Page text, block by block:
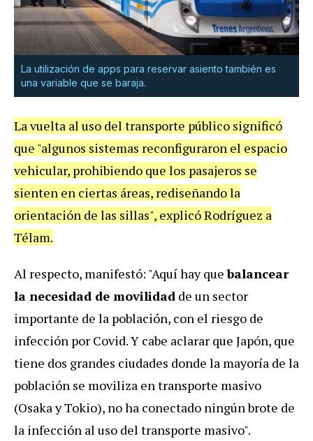
La utilización de apps para reservar asiento también es
una variable que se baraja.
La vuelta al uso del transporte público significó
que "algunos sistemas reconfiguraron el espacio
vehicular, prohibiendo que los pasajeros se
sienten en ciertas áreas, rediseñando la
orientación de las sillas", explicó Rodríguez a
Télam.
Al respecto, manifestó: "Aquí hay quebalancear
la necesidad de movilidad de un sector
importante de la población, con el riesgo de
infección por Covid. Y cabe aclarar que Japón, que
tiene dos grandes ciudades donde la mayoría de la
población se moviliza en transporte masivo
(Osaka y Tokio), no ha conectado ningún brote de
la infección al uso del transporte masivo".